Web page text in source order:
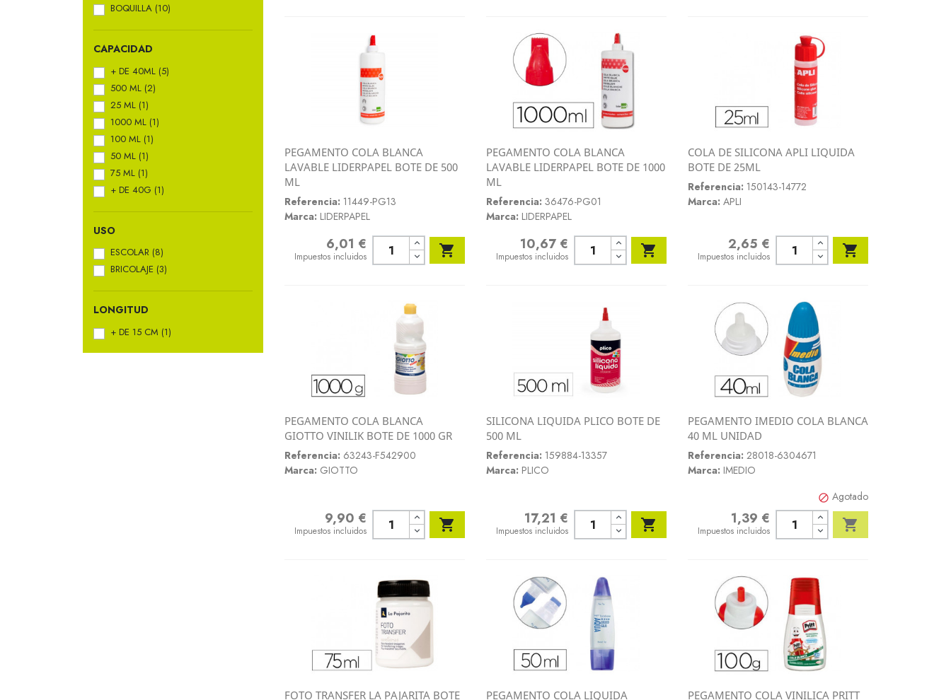
BOQUILLA (10)
CAPACIDAD
+ DE 40ML (5)
500 ML (2)
25 ML (1)
1000 ML (1)
100 ML (1)
50 ML (1)
75 ML (1)
+ DE 40G (1)
USO
ESCOLAR (8)
BRICOLAJE (3)
LONGITUD
+ DE 15 CM (1)
Vista rápida
PEGAMENTO COLA BLANCA
LAVABLE LIDERPAPEL BOTE DE 500
ML
Referencia: 11449-PG13
Marca: LIDERPAPEL
6,01 €
Impuestos incluidos 
Vista rápida
PEGAMENTO COLA BLANCA
LAVABLE LIDERPAPEL BOTE DE 1000
ML
Referencia: 36476-PG01
Marca: LIDERPAPEL
Precio10,67 €
Impuestos incluidos 
Vista rápida
COLA DE SILICONA APLI LIQUIDA
BOTE DE 25ML
Referencia: 150143-14772
Marca: APLI
2,65 €
Impuestos incluidos 
Vista rápida
PEGAMENTO COLA BLANCA
GIOTTO VINILIK BOTE DE 1000 GR
Referencia: 63243-F542900
Marca: GIOTTO
9,90 €
Impuestos incluidos 
SILICONA LIQUIDA PLICO BOTE DE
500 ML
Referencia: 159884-13357
Marca: PLICO
17,21 €
Impuestos incluidos 
Vista rápida
PEGAMENTO IMEDIO COLA BLANCA
40 ML UNIDAD
Referencia: 28018-6304671
Marca: IMEDIO
 Agotado
1,39 €
Impuestos incluidos 
FOTO TRANSFER LA PAJARITA BOTE
PEGAMENTO COLA LIQUIDA
PEGAMENTO COLA VINILICA PRITT